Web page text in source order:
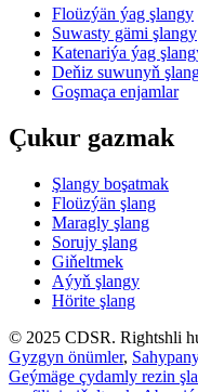
Floüzýän ýag şlangy
Suwasty gämi şlangy
Katenariýa ýag
Deňiz suwunyň
Goşmaça enjamlar
Çukur gazmak
Şlangy boşatmak
Floüzýän şlang
Maragly şlang
Sorujy şlang
Giňeltmek
Aýyň şlangy
Hörite şlang
© 2025 CDSR. Rightshli
Gyzgyn önümler,
Geýmäge çydamly rezin